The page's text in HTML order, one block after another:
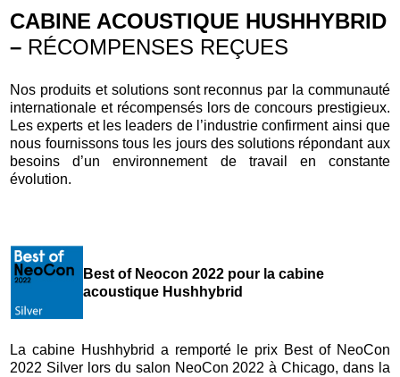
CABINE ACOUSTIQUE HUSHHYBRID
– RÉCOMPENSES REÇUES
Nos produits et solutions sont reconnus par la communauté
internationale et récompensés lors de concours prestigieux.
Les experts et les leaders de l’industrie confirment ainsi que
nous fournissons tous les jours des solutions répondant aux
besoins d’un environnement de travail en constante
évolution.
Best of Neocon 2022 pour la cabine
acoustique Hushhybrid
La cabine Hushhybrid a remporté le prix Best of NeoCon
2022 Silver lors du salon NeoCon 2022 à Chicago, dans la